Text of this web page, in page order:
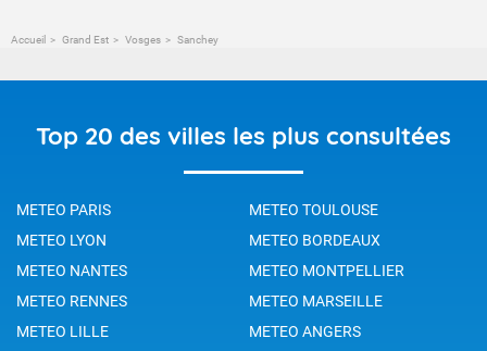
Accueil Grand Est Vosges Sanchey
Top 20 des villes les plus consultées
METEO PARIS
METEO TOULOUSE
METEO LYON
METEO BORDEAUX
METEO NANTES
METEO MONTPELLIER
METEO RENNES
METEO MARSEILLE
METEO LILLE
METEO ANGERS